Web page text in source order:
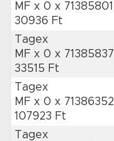
MF x 0 x 71385801
30936 Ft
Tagex
MF x 0 x 71385837
33515 Ft
Tagex
MF x 0 x 71386352
107923 Ft
Tagex